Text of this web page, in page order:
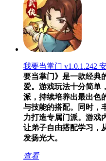
我要当掌门 v1.0.1.242
要当掌门》是一款经典
爱。游戏玩法十分简单
派，持续培养出最出色
与技能的搭配。同时，
力打造专属门派。游戏
让弟子自由搭配学习，
发扬光大。
查看